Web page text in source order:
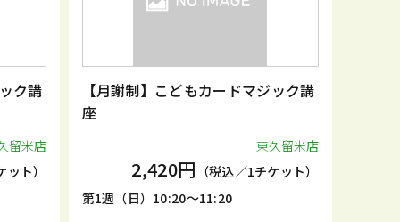
ク講
留米店
ト）
【月謝制】こどもカードマジック講
座
東久留米店
2,420円 （税込／1チケット）
第1週（日）10:20～11:20